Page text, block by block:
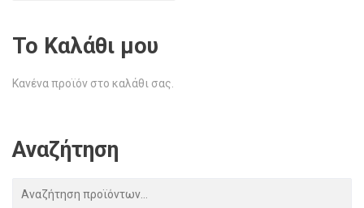
Το Καλάθι μου
Κανένα προϊόν στο καλάθι σας.
Αναζήτηση